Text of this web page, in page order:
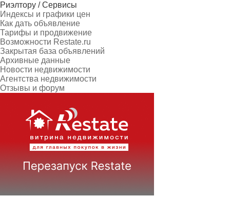
Риэлтору / Сервисы
Индексы и графики цен
Как дать объявление
Тарифы и продвижение
Возможности Restate.ru
Закрытая база объявлений
Архивные данные
Новости недвижимости
Агентства недвижимости
Отзывы и форум